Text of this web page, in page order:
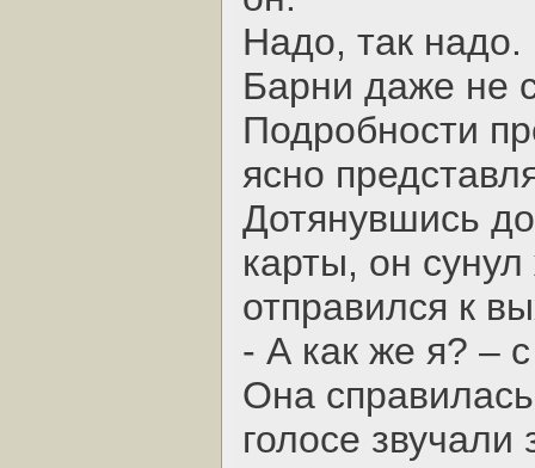
Надо, так надо.
Барни даже не
Подробности
ясно
Дотянувшись
карты, он
отправился к
- А как же я? –
Она
голосе